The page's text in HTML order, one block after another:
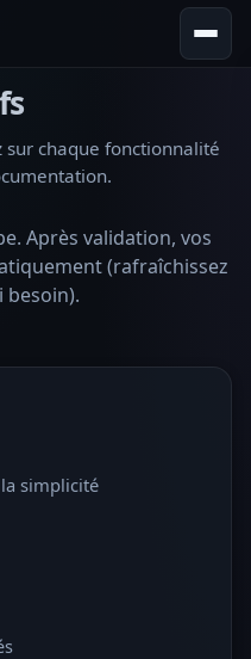
sur chaque fonctionnalité
Après validation, vos
(rafraîchissez
besoin).
simplicité